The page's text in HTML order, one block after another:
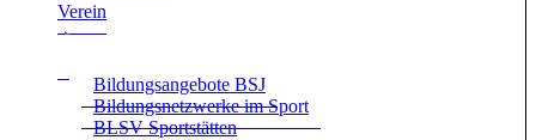
Ver­ein
Bil­dungs­an­ge­bote BSJ
Bil­dungs­netz­werke im Sport
BLSV Sport­stät­ten